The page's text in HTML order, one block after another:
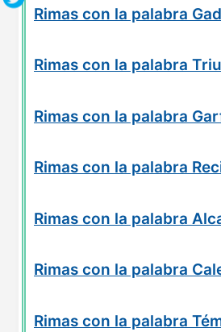
Rimas con la palabra
Rimas con la palabra
Rimas con la palabra
Rimas con la palabra
Rimas con la palabra
Rimas con la palabra
Rimas con la palabra